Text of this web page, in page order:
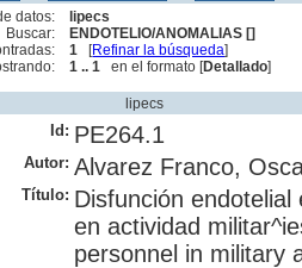
datos:
lipecs
Buscar:
ENDOTELIO/ANOMALIAS []
1 [Refinar la búsqueda]
1 .. 1 en el formato [Detallado]
lipecs
Id: PE264.1
Autor: Alvarez Franco,
Título: Disfunción
en actividad
personnel in military